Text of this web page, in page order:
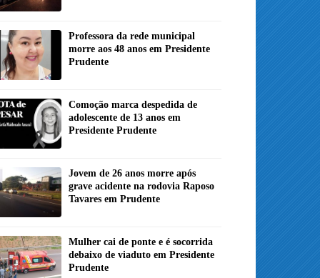
Professora da rede municipal
morre aos 48 anos em Presidente
Prudente
Comoção marca despedida de
adolescente de 13 anos em
Presidente Prudente
Jovem de 26 anos morre após
grave acidente na rodovia Raposo
Tavares em Prudente
Mulher cai de ponte e é socorrida
debaixo de viaduto em Presidente
Prudente